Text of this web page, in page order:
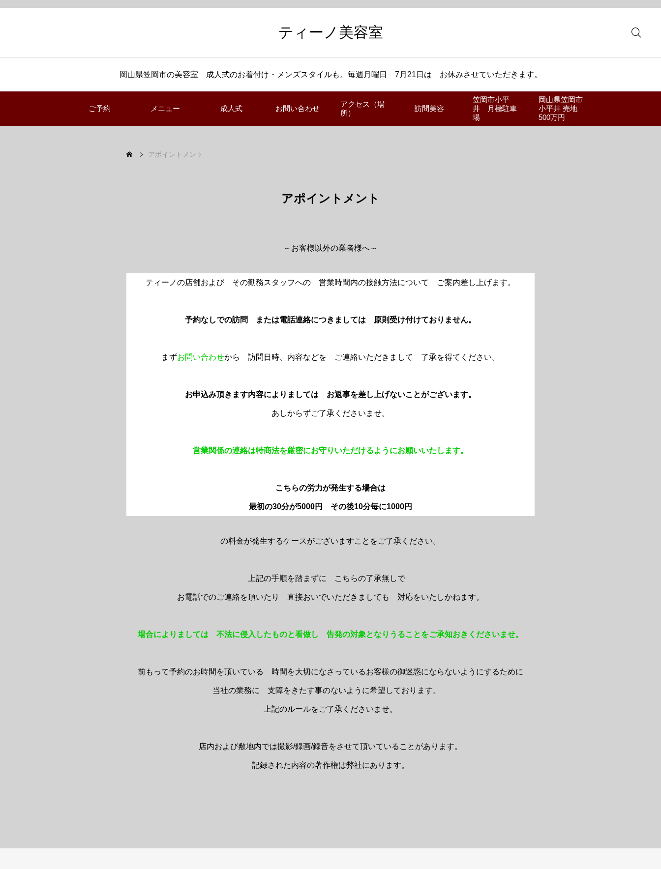
ティーノ美容室
岡山県笠岡市の美容室 成人式のお着付け・メンズスタイルも。毎週月曜日 7月21日は お休みさせていただきます。
ご予約 メニュー 成人式 お問い合わせ
アクセス（場
所）
訪問美容
笠岡市小平
井 月極駐車
場
岡山県笠岡市
小平井 売地
500万円
アポイントメント
アポイントメント
～お客様以外の業者様へ～
ティーノの店舗および その勤務スタッフへの 営業時間内の接触方法について ご案内差し上げます。
予約なしでの訪問 または電話連絡につきましては 原則受け付けておりません。
まずお問い合わせから 訪問日時、内容などを ご連絡いただきまして 了承を得てください。
お申込み頂きます内容によりましては お返事を差し上げないことがございます。
あしからずご了承くださいませ。
営業関係の連絡は特商法を厳密にお守りいただけるようにお願いいたします。
こちらの労力が発生する場合は
最初の30分が5000円 その後10分毎に1000円
の料金が発生するケースがございますことをご了承ください。
上記の手順を踏まずに こちらの了承無しで
お電話でのご連絡を頂いたり 直接おいでいただきましても 対応をいたしかねます。
場合によりましては 不法に侵入したものと看做し 告発の対象となりうることをご承知おきくださいませ。
前もって予約のお時間を頂いている 時間を大切になさっているお客様の御迷惑にならないようにするために
当社の業務に 支障をきたす事のないように希望しております。
上記のルールをご了承くださいませ。
店内および敷地内では撮影/録画/録音をさせて頂いていることがあります。
記録された内容の著作権は弊社にあります。